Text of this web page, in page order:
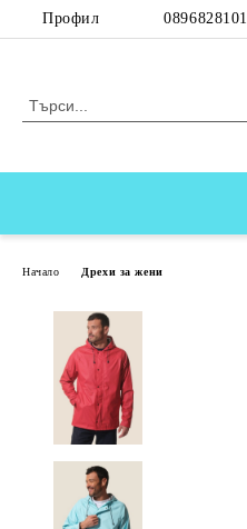
Профил 0896828101
Начало Дрехи за жени